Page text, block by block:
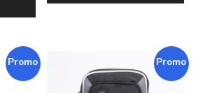
Promo ! Promo !